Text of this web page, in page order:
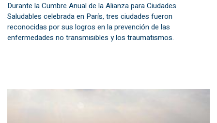
Durante la Cumbre Anual de la Alianza para Ciudades
Saludables celebrada en París, tres ciudades fueron
reconocidas por sus logros en la prevención de las
enfermedades no transmisibles y los traumatismos.